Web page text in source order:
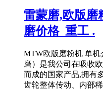
雷蒙磨,欧版磨
磨价格_重工 .
MTW欧版磨粉机 单
磨）是我公司在吸收
而成的国家产品,拥有
齿轮整体传动、内部